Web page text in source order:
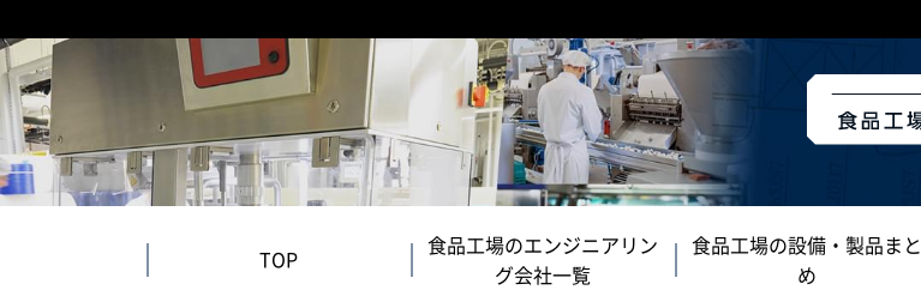
TOP
食品工場のエンジニアリン
グ会社一覧
食品工場の設備・製品まと
め